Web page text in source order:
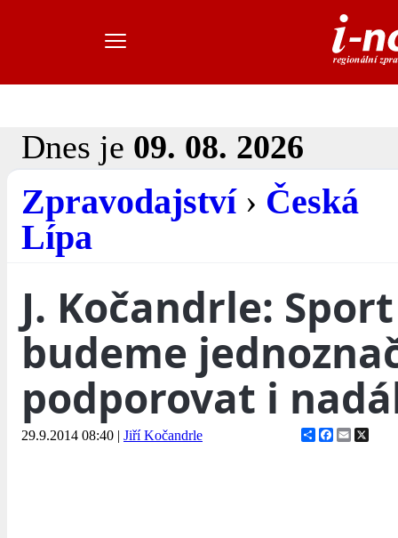
Dnes je 09. 08. 2026
Zpravodajství› Česká
Lípa
J. Kočandrle: Sport
budeme
podporovat i
29.9.2014 08:40 | Jiří Kočandrle ShareFacebook
Email